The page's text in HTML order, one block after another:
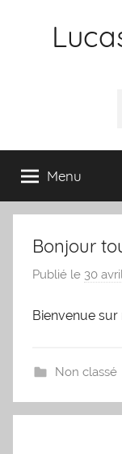
Menu
Bonjour
Publié le 30
Bienvenue
Non classé